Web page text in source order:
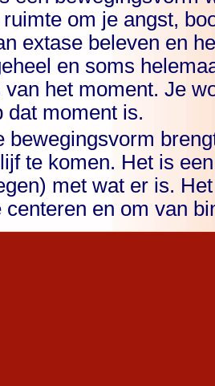
om je angst,
extase beleven en
en soms
van het moment. Je
dat moment is.
bewegingsvorm
te komen. Het is
met wat er is.
centeren en om van